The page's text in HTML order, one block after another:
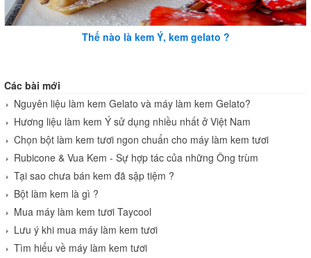
Thế nào là kem Ý, kem gelato ?
Các bài mới
Nguyên liệu làm kem Gelato và máy làm kem Gelato?
Hương liệu làm kem Ý sử dụng nhiều nhất ở Việt Nam
Chọn bột làm kem tươi ngon chuẩn cho máy làm kem tươi
Rubicone & Vua Kem - Sự hợp tác của những Ông trùm
Tại sao chưa bán kem đã sập tiệm ?
Bột làm kem là gì ?
Mua máy làm kem tươi Taycool
Lưu ý khi mua máy làm kem tươi
Tìm hiểu về máy làm kem tươi